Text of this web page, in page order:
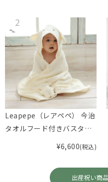
Leapepe（レアペペ） 今治
タオルフード付きバスタオ
¥6,600(税込)
出産祝い商